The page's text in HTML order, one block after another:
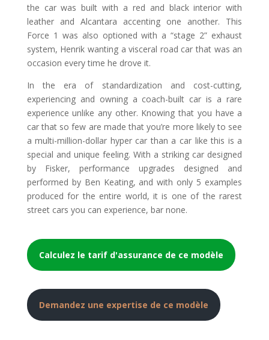
the car was built with a red and black interior with
leather and Alcantara accenting one another. This
Force 1 was also optioned with a “stage 2” exhaust
system, Henrik wanting a visceral road car that was an
occasion every time he drove it.
In the era of standardization and cost-cutting,
experiencing and owning a coach-built car is a rare
experience unlike any other. Knowing that you have a
car that so few are made that you’re more likely to see
a multi-million-dollar hyper car than a car like this is a
special and unique feeling. With a striking car designed
by Fisker, performance upgrades designed and
performed by Ben Keating, and with only 5 examples
produced for the entire world, it is one of the rarest
street cars you can experience, bar none.
Calculez le tarif d'assurance de ce modèle
Demandez une expertise de ce modèle